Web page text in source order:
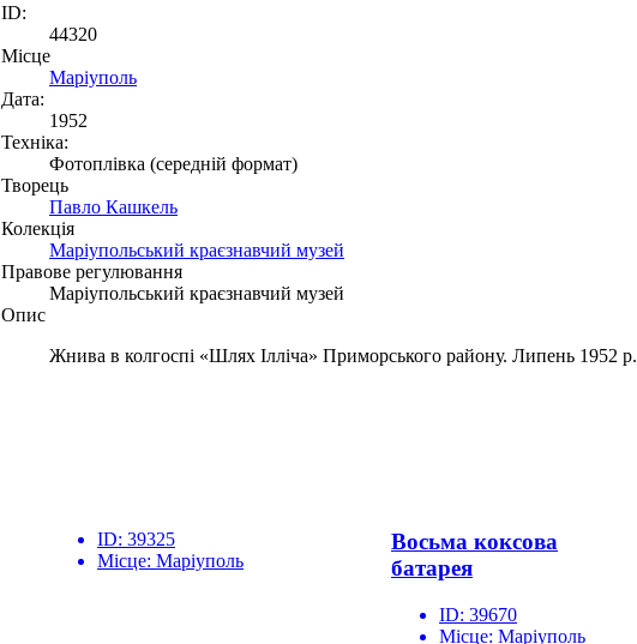
ID:
44320
Місце
Маріуполь
Дата:
1952
Техніка:
Фотоплівка (середній формат)
Творець
Павло Кашкель
Колекція
Маріупольський краєзнавчий музей
Правове регулювання
Маріупольський краєзнавчий музей
Опис
Жнива в колгоспі «Шлях Ілліча» Приморського району. Липень 1952 р.
ID: 39325
Місце: Маріуполь
Восьма коксова
батарея
ID: 39670
Місце: Маріуполь